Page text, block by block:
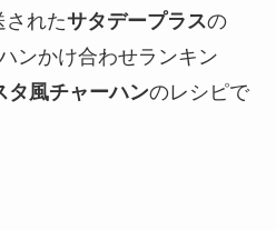
されたサタデープラスの
ンかけ合わせランキン
タ風チャーハンのレシピで